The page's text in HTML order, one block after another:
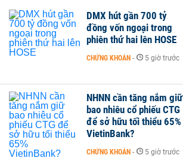
DMX hút gần 700 tỷ
đồng vốn ngoại trong
phiên thứ hai lên HOSE
CHỨNG KHOÁN - 5 giờ trước
NHNN cần tăng nắm giữ
bao nhiêu cổ phiếu CTG
để sở hữu tối thiểu 65%
VietinBank?
CHỨNG KHOÁN - 5 giờ trước